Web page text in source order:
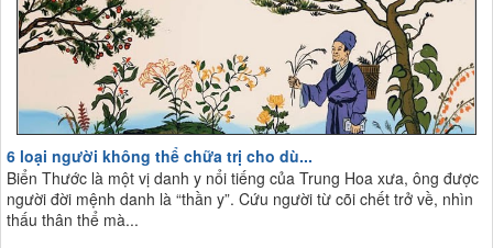
6 loại người không thể chữa trị cho dù...
Biển Thước là một vị danh y nổi tiếng của Trung Hoa xưa, ông được
người đời mệnh danh là “thần y”. Cứu người từ cõi chết trở về, nhìn
thấu thân thể mà...